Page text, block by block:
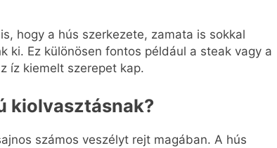
hogy a hús szerkezete, zamata is sokkal
ki. Ez különösen fontos például a steak vagy a
íz kiemelt szerepet kap.
kiolvasztásnak?
számos veszélyt rejt magában. A hús